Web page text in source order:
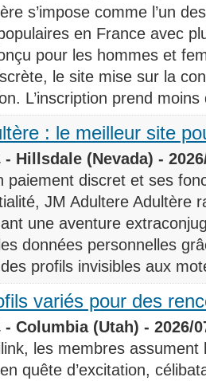
s’impose comme l’un
en France avec
pour les hommes et
le site mise sur la
L’inscription prend
: le meilleur site
- Hillsdale (Nevada) -
paiement discret et ses
JM Adultere Adultère
une aventure
données personnelles
profils invisibles aux
variés pour des
- Columbia (Utah) - 2026/
les membres
quête d’excitation,